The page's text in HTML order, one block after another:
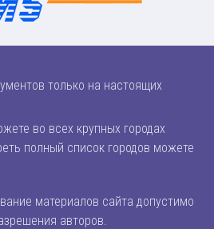
только на настоящих
во всех крупных городах
полный список городов можете
материалов сайта допустимо
авторов.